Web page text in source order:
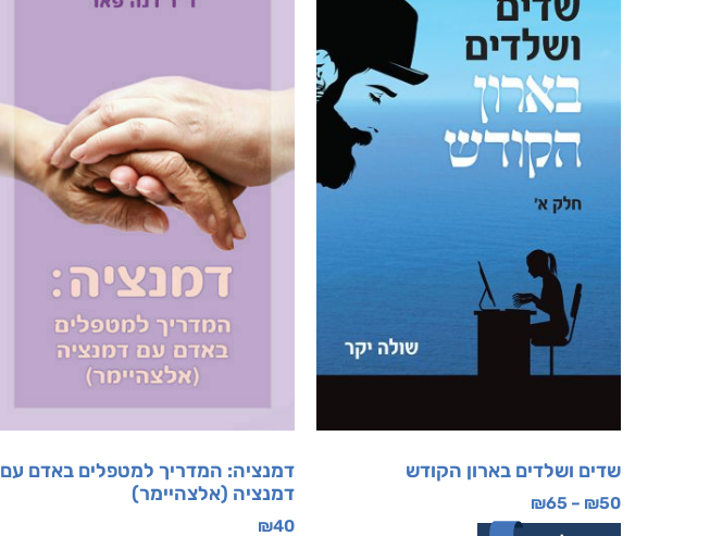
שדים ושלדים בארון הקודש
₪50
–
₪65
דמנציה: המדריך למטפלים באדם עם
דמנציה (אלצהיימר)
₪40